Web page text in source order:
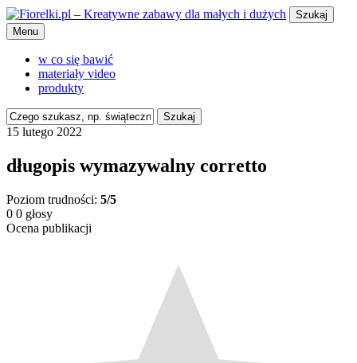
Szukaj
Menu
w co się bawić
materiały video
produkty
Szukaj
15 lutego 2022
długopis wymazywalny corretto
Poziom trudności: 5/5
0 0 głosy
Ocena publikacji